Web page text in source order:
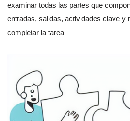
examinar todas las partes que
entradas, salidas, actividades clave y
completar la tarea.